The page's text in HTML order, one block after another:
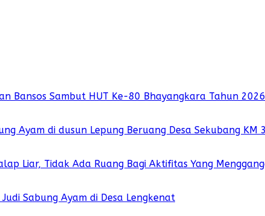
Bansos Sambut HUT Ke-80 Bhayangkara Tahun 2026
Ayam di dusun Lepung Beruang Desa Sekubang KM
Liar, Tidak Ada Ruang Bagi Aktifitas Yang
Sabung Ayam di Desa Lengkenat